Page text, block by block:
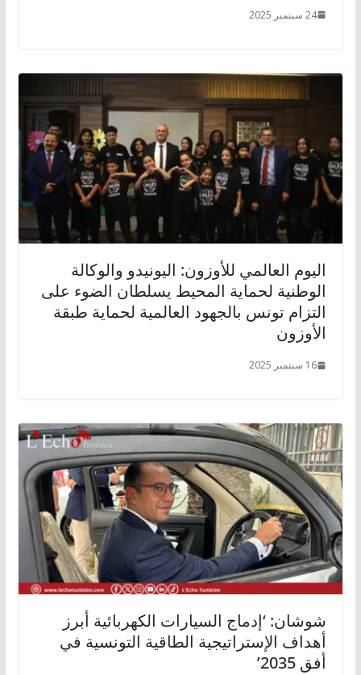
24 سبتمبر 2025
اليوم العالمي للأوزون: اليونيدو والوكالة
الوطنية لحماية المحيط يسلطان الضوء على
التزام تونس بالجهود العالمية لحماية طبقة
الأوزون
16 سبتمبر 2025
شوشان: ‘إدماج السيارات الكهربائية أبرز
أهداف الإستراتيجية الطاقية التونسية في
أفق 2035’